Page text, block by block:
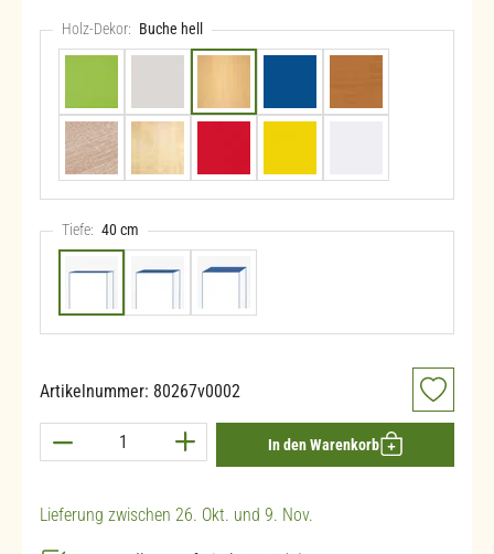
Holz-Dekor: Buche hell
Eiche natur (+124,20 €)
Tiefe: 40 cm
Artikelnummer: 80267v0002
Produkt Anzahl: Gib den gewünschten Wert
In den Warenkorb
Lieferung zwischen 26. Okt. und 9. Nov.